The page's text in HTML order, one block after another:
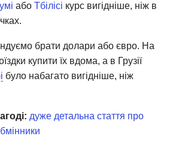
або Тбілісі курс вигідніше, ніж в
брати долари або євро. На
купити їх вдома, а в Грузії
було набагато вигідніше, ніж
дуже детальна стаття про